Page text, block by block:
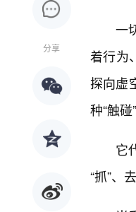
分享
一
着行为
探向虚
种“触
它
“抓”、